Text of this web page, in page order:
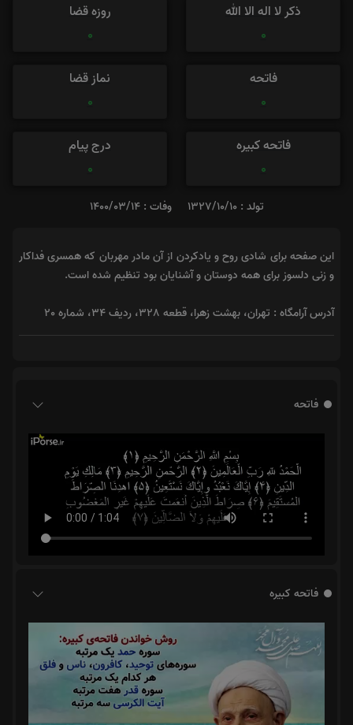
ذکر لا اله الا الله
0
روزه قضا
0
فاتحه
0
نماز قضا
0
فاتحه کبیره
0
درج پیام
0
تولد : 1327/10/10 وفات : 1400/03/14
این صفحه برای شادی روح و یادکردن از آن مادر مهربان که همسری فداکار
و زنی دلسوز برای همه دوستان و آشنایان بود تنظیم شده است.
آدرس آرامگاه : تهران، بهشت زهرا، قطعه 328، ردیف 34، شماره 20
فاتحه
فاتحه کبیره